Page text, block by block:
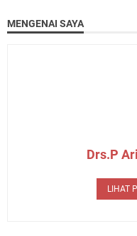
MENGENAI SAYA
Drs.P
LIHAT